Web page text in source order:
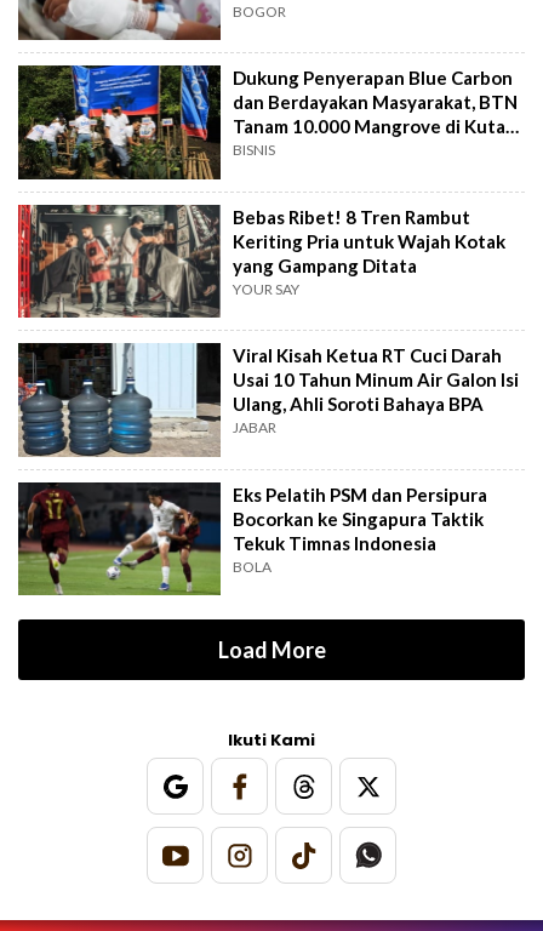
BOGOR
Dukung Penyerapan Blue Carbon
dan Berdayakan Masyarakat, BTN
Tanam 10.000 Mangrove di Kuta
Bali
BISNIS
Bebas Ribet! 8 Tren Rambut
Keriting Pria untuk Wajah Kotak
yang Gampang Ditata
YOUR SAY
Viral Kisah Ketua RT Cuci Darah
Usai 10 Tahun Minum Air Galon Isi
Ulang, Ahli Soroti Bahaya BPA
JABAR
Eks Pelatih PSM dan Persipura
Bocorkan ke Singapura Taktik
Tekuk Timnas Indonesia
BOLA
Load More
Ikuti Kami